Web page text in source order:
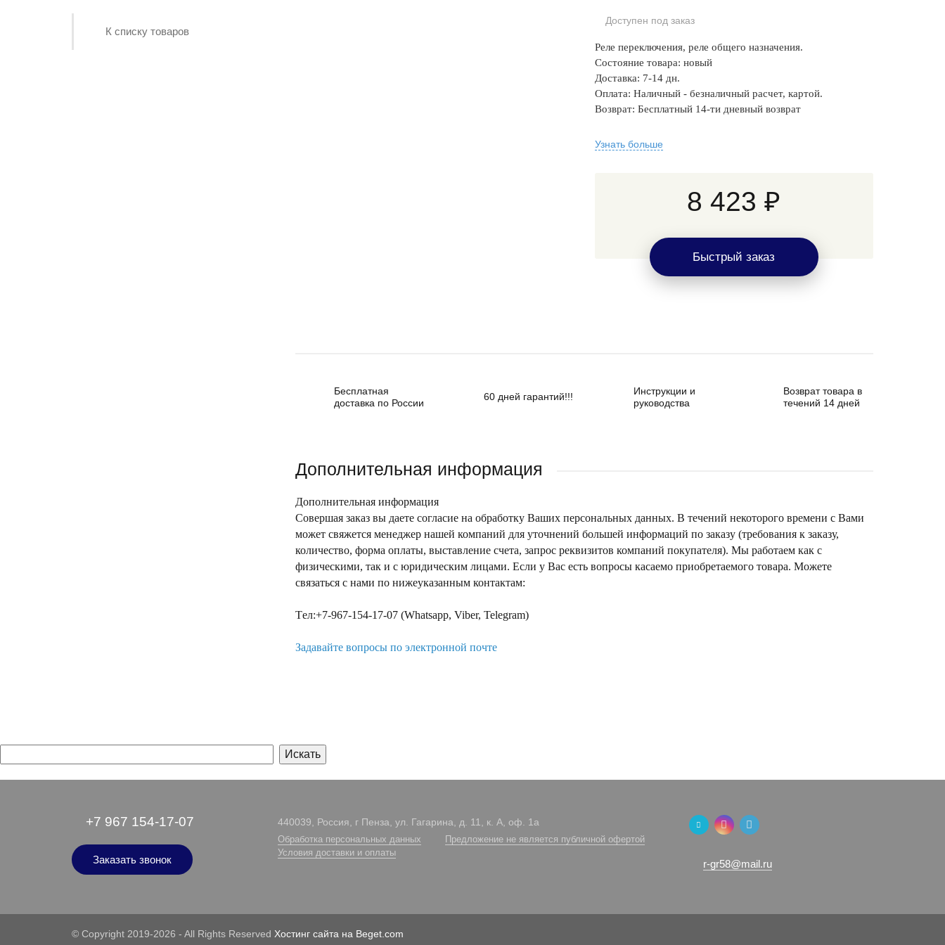
К списку товаров
Доступен под заказ
Реле переключения, реле общего назначения.
Состояние товара: новый
Доставка: 7-14 дн.
Оплата: Наличный - безналичный расчет, картой.
Возврат: Бесплатный 14-ти дневный возврат
Узнать больше
8 423 ₽
Быстрый заказ
Бесплатная
доставка по России
60 дней гарантий!!!
Инструкции и
руководства
Возврат товара в
течений 14 дней
Дополнительная информация
Дополнительная информация
Совершая заказ вы даете согласие на обработку Ваших персональных данных. В течений некоторого времени с Вами
может свяжется менеджер нашей компаний для уточнений большей информаций по заказу (требования к заказу,
количество, форма оплаты, выставление счета, запрос реквизитов компаний покупателя). Мы работаем как с
физическими, так и с юридическим лицами. Если у Вас есть вопросы касаемо приобретаемого товара. Можете
связаться с нами по нижеуказанным контактам:
Tел:+7-967-154-17-07 (Whatsapp, Viber, Telegram)
Задавайте вопросы по электронной почте
+7 967 154-17-07
Заказать звонок
440039, Россия, г Пенза, ул. Гагарина, д. 11, к. А, оф. 1а
Обработка персональных данных
Предложение не является публичной офертой
Условия доставки и оплаты
r-gr58@mail.ru
© Copyright 2019-2026 - All Rights Reserved Хостинг сайта на Beget.com